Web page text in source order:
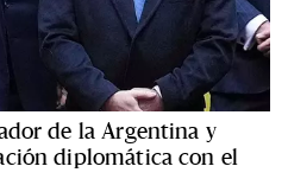
de la Argentina y
diplomática con el